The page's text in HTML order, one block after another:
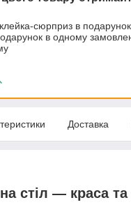
сюрприз в
в одному
Доставка
стіл — краса та